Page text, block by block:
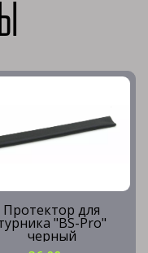
Протектор для
"BS-Pro"
черный